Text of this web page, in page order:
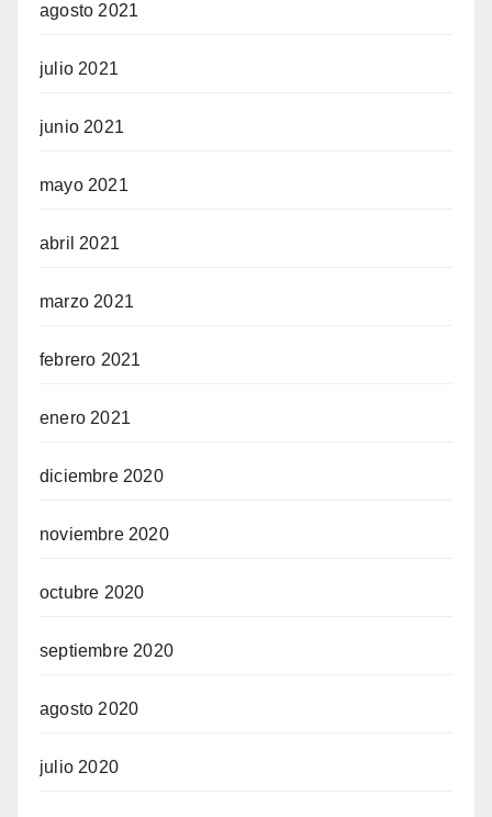
agosto 2021
julio 2021
junio 2021
mayo 2021
abril 2021
marzo 2021
febrero 2021
enero 2021
diciembre 2020
noviembre 2020
octubre 2020
septiembre 2020
agosto 2020
julio 2020